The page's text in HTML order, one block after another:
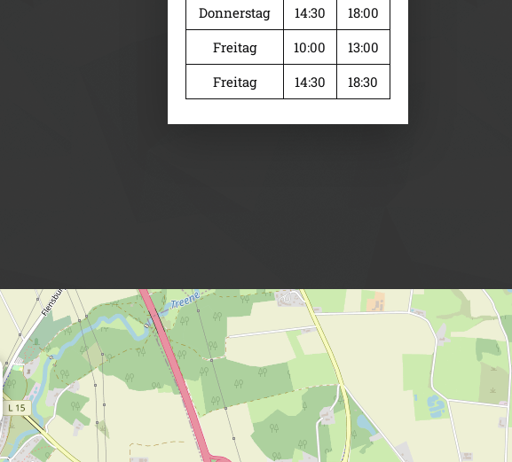
Donnerstag
14:30
18:00
Freitag
10:00
13:00
Freitag
14:30 18:30